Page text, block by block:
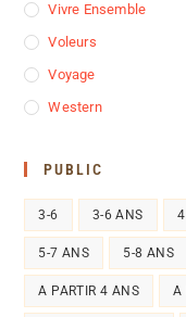
Vivre Ensemble
Voleurs
Voyage
Western
PUBLIC
3-6 3-6 ANS
5-7 ANS 5-8 ANS
A PARTIR 4 ANS A